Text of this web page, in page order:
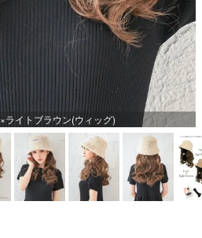
ライトブラウン(ウィッグ)